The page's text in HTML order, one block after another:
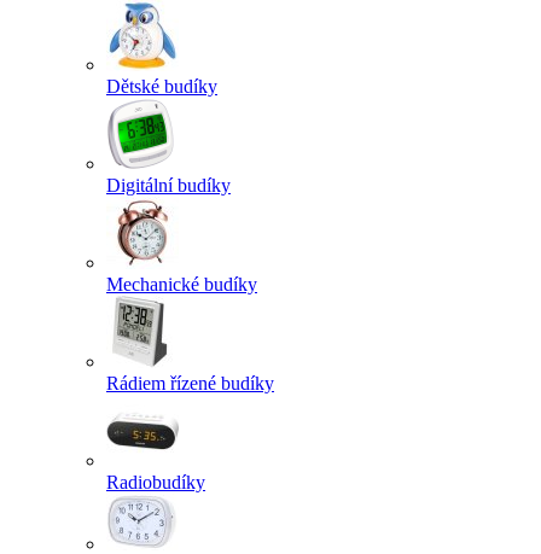
Dětské budíky
Digitální budíky
Mechanické budíky
Rádiem řízené budíky
Radiobudíky